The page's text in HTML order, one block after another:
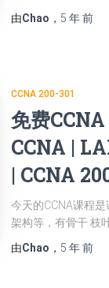
由Chao ， 5 年前
CCNA 200-301
免费
CCNA |
| CCNA
今天的CCNA课程
架构等，有骨干 枝
由Chao ， 5 年前